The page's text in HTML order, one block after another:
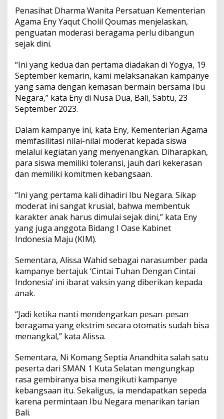
n
i
d
e
n
B
a
h
B
a
l
i
Penasihat Dharma Wanita Persatuan Kementerian
Agama Eny Yaqut Cholil Qoumas menjelaskan,
penguatan moderasi beragama perlu dibangun
sejak dini.
“Ini yang kedua dan pertama diadakan di Yogya, 19
September kemarin, kami melaksanakan kampanye
yang sama dengan kemasan bermain bersama Ibu
Negara,” kata Eny di Nusa Dua, Bali, Sabtu, 23
September 2023.
Dalam kampanye ini, kata Eny, Kementerian Agama
memfasilitasi nilai-nilai moderat kepada siswa
melalui kegiatan yang menyenangkan. Diharapkan,
para siswa memiliki toleransi, jauh dari kekerasan
dan memiliki komitmen kebangsaan.
“Ini yang pertama kali dihadiri Ibu Negara. Sikap
moderat ini sangat krusial, bahwa membentuk
karakter anak harus dimulai sejak dini,” kata Eny
yang juga anggota Bidang I Oase Kabinet
Indonesia Maju (KIM).
Sementara, Alissa Wahid sebagai narasumber pada
kampanye bertajuk ‘Cintai Tuhan Dengan Cintai
Indonesia’ ini ibarat vaksin yang diberikan kepada
anak.
“Jadi ketika nanti mendengarkan pesan-pesan
beragama yang ekstrim secara otomatis sudah bisa
menangkal,” kata Alissa.
Sementara, Ni Komang Septia Anandhita salah satu
peserta dari SMAN 1 Kuta Selatan mengungkap
rasa gembiranya bisa mengikuti kampanye
kebangsaan itu. Sekaligus, ia mendapatkan sepeda
karena permintaan Ibu Negara menarikan tarian
Bali.